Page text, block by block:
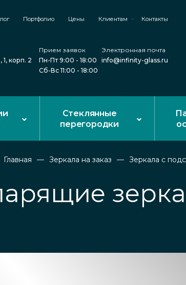
Портфолио Цены Клиентам Контакты
корп. 2
Прием заявок
Пн-Пт 9:00 - 18:00
Сб-Вс 11:00 - 18:00
Электронная почта
info@infinity-glass.ru
Стеклянные
перегородки
Главная Зеркала на заказ Зеркала с